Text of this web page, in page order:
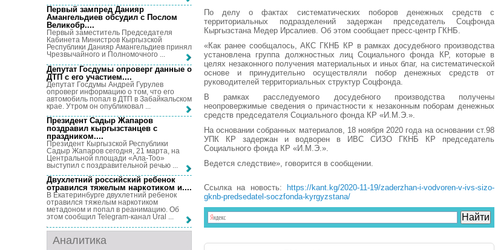
По делу о фактах систематических поборов денежных средств с
территориальных подразделений задержан председатель Соцфонда
Кыргызстана Медер Ирсалиев. Об этом сообщает пресс-центр ГКНБ.
«Как ранее сообщалось, АКС ГКНБ КР в рамках досудебного производства
установлена группа должностных лиц Социального фонда КР, которые в
целях незаконного получения материальных и иных благ, на систематической
основе и принудительно осуществляли побор денежных средств от
руководителей территориальных структур Соцфонда.
В рамках расследуемого досудебного производства получены
неопровержимые сведения о причастности к незаконным поборам денежных
средств председателя Социального фонда КР «И.М.Э.».
На основании собранных материалов, 18 ноября 2020 года на основании ст.98
УПК КР задержан и водворен в ИВС СИЗО ГКНБ КР председатель
Социального фонда КР «И.М.Э.».
Ведется следствие», говорится в сообщении.
Ссылка на новость:
https://kant.kg/2020-11-19/zaderzhan-i-vodvoren-v-ivs-sizo-
gknb-predsedatel-soczfonda-kyrgyzstana/
Первый зампред Данияр
Амангельдиев обсудил с Послом
Великобр....
Первый заместитель Председателя
Кабинета Министров Кыргызской
Республики Данияр Амангельдиев принял
Чрезвычайного и Полномочного ...
Депутат Госдумы опроверг данные о
ДТП с его участием....
Депутат Госдумы Андрей Гурулев
опроверг информацию о том, что его
автомобиль попал в ДТП в Забайкальском
крае. Утром он опубликовал ...
Президент Садыр Жапаров
поздравил кыргызстанцев с
праздником....
Президент Кыргызской Республики
Садыр Жапаров сегодня, 21 марта, на
Центральной площади «Ала-Тоо»
выступил с поздравительной речью ...
Двухлетний российский ребенок
отравился тяжелым наркотиком и....
В Екатеринбурге двухлетний ребенок
отравился тяжелым наркотиком
метадоном и попал в реанимацию. Об
этом сообщил Telegram-канал Ural ...
Аналитика